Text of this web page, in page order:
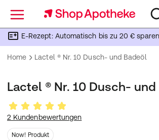
Menü
E-Rezept: Automatisch bis zu 20 €
Home Lactel ® Nr. 10 Dusch- und Badeöl
Lactel ® Nr. 10 Dusch-
2 Kundenbewertungen
Now! Produkt